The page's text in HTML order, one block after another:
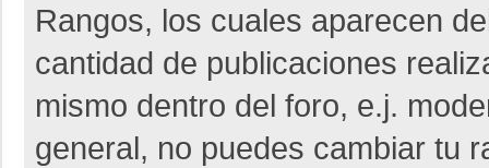
Rangos, los cuales aparecen
cantidad de publicaciones
mismo dentro del foro, e.j.
general, no puedes cambiar tu